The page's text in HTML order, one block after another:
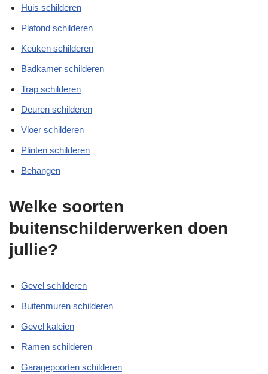
Huis schilderen
Plafond schilderen
Keuken schilderen
Badkamer schilderen
Trap schilderen
Deuren schilderen
Vloer schilderen
Plinten schilderen
Behangen
Welke soorten
buitenschilderwerken doen
jullie?
Gevel schilderen
Buitenmuren schilderen
Gevel kaleien
Ramen schilderen
Garagepoorten schilderen